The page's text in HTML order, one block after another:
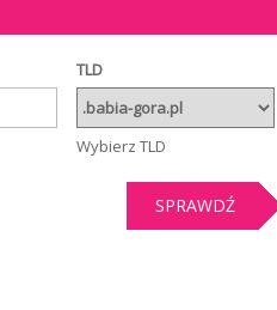
TLD
Wybierz TLD